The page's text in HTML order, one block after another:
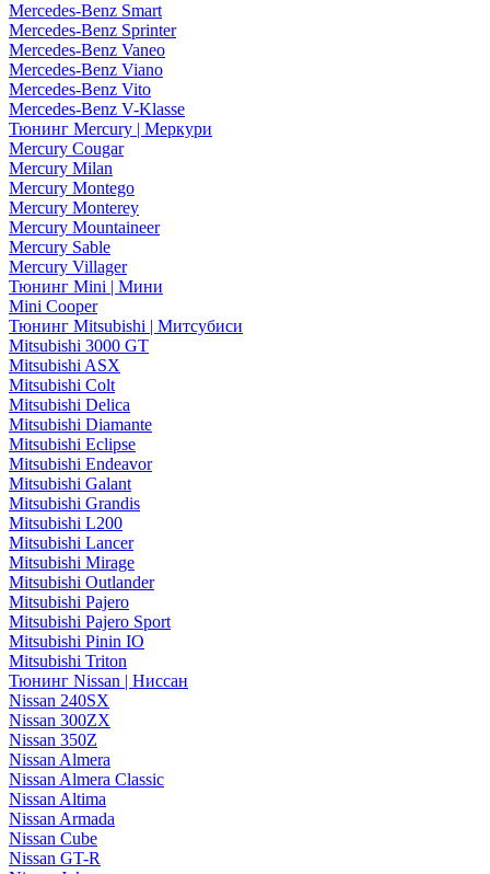
Mercedes-Benz Smart
Mercedes-Benz Sprinter
Mercedes-Benz Vaneo
Mercedes-Benz Viano
Mercedes-Benz Vito
Mercedes-Benz V-Klasse
Тюнинг Mercury | Меркури
Mercury Cougar
Mercury Milan
Mercury Montego
Mercury Monterey
Mercury Mountaineer
Mercury Sable
Mercury Villager
Тюнинг Mini | Мини
Mini Cooper
Тюнинг Mitsubishi | Митсубиси
Mitsubishi 3000 GT
Mitsubishi ASX
Mitsubishi Colt
Mitsubishi Delica
Mitsubishi Diamante
Mitsubishi Eclipse
Mitsubishi Endeavor
Mitsubishi Galant
Mitsubishi Grandis
Mitsubishi L200
Mitsubishi Lancer
Mitsubishi Mirage
Mitsubishi Outlander
Mitsubishi Pajero
Mitsubishi Pajero Sport
Mitsubishi Pinin IO
Mitsubishi Triton
Тюнинг Nissan | Ниссан
Nissan 240SX
Nissan 300ZX
Nissan 350Z
Nissan Almera
Nissan Almera Classic
Nissan Altima
Nissan Armada
Nissan Cube
Nissan GT-R